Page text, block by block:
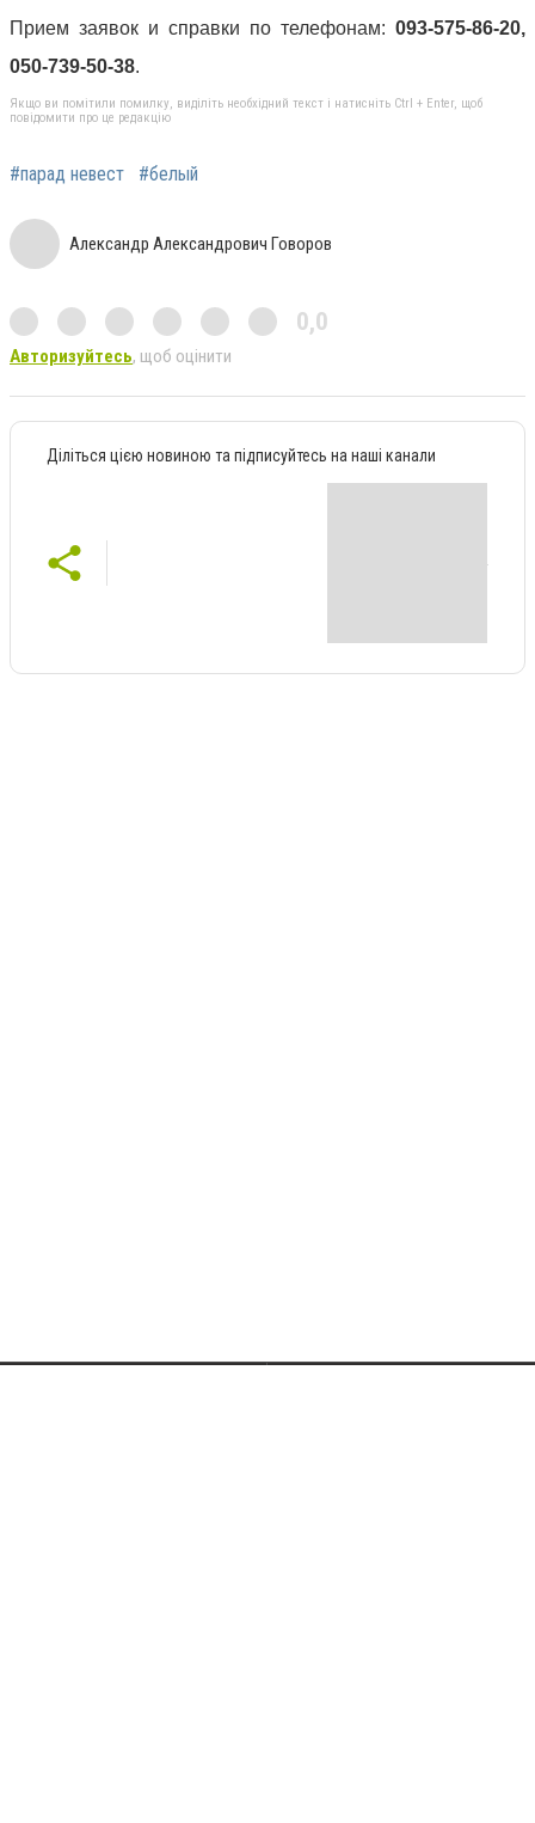
Прием заявок и справки по телефонам: 093-575-86-20,
050-739-50-38.
Якщо ви помітили помилку, виділіть необхідний текст і натисніть Ctrl + Enter, щоб
повідомити про це редакцію
#парад невест #белый
Александр Александрович Говоров
0,0
Авторизуйтесь, щоб оцінити
Діліться цією новиною та підписуйтесь на наші канали